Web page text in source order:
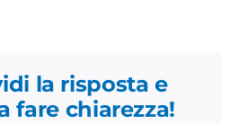
la risposta e
fare chiarezza!